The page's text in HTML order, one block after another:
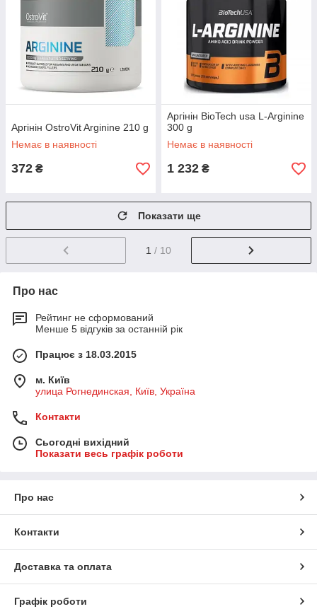
Аргінін OstroVit Arginine 210 g
Немає в наявності
372 ₴
Аргінін BioTech usa L-Arginine
300 g
Немає в наявності
1 232 ₴
Показати ще
1 / 10
Про нас
Рейтинг не сформований
Менше 5 відгуків за останній рік
Працює з 18.03.2015
м. Київ
улица Рогнединская, Київ, Україна
Контакти
Сьогодні вихідний
Показати весь графік роботи
Про нас
Контакти
Доставка та оплата
Графік роботи